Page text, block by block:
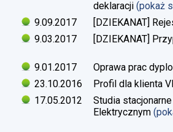
deklaracji (pokaż
9.09.2017
[DZIEKANAT]
9.03.2017
[DZIEKANAT]
9.01.2017 Oprawa prac
23.10.2016
Profil dla klienta
17.05.2012
Studia
Elektrycznym